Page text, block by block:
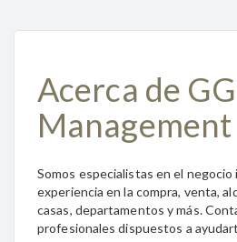
Acerca de
Management
Somos especialistas en el negocio
experiencia en la compra, venta,
casas, departamentos y más.
profesionales dispuestos a